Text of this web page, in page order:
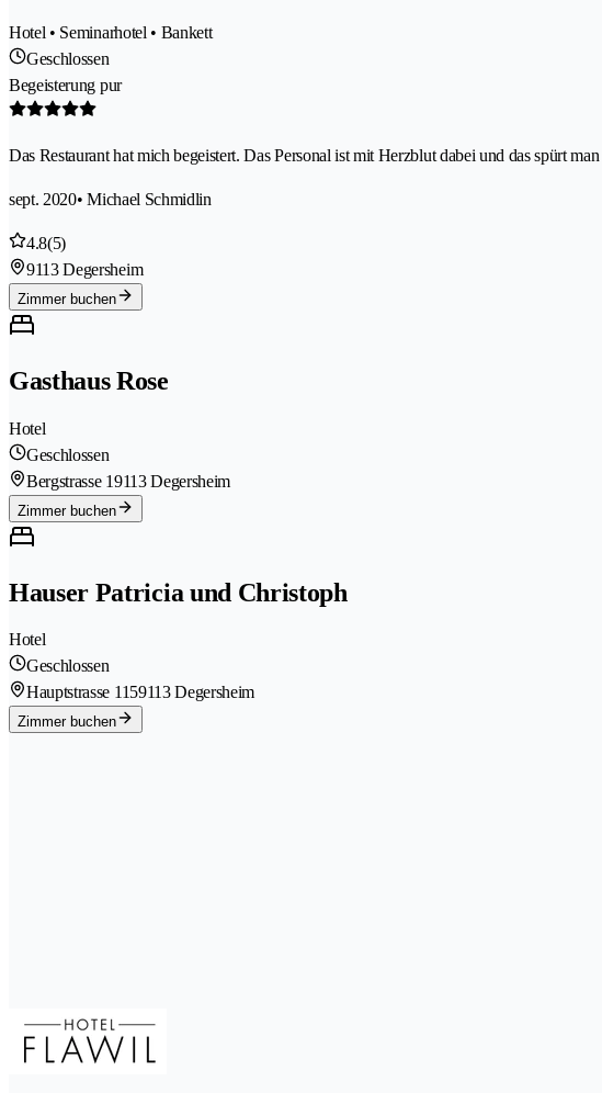
Hotel • Seminarhotel • Bankett
Geschlossen
Begeisterung pur
Das Restaurant hat mich begeistert. Das Personal ist mit Herzblut dabei und das spürt
sept. 2020• Michael Schmidlin
4.8(5)
9113 Degersheim
Zimmer buchen
Gasthaus Rose
Hotel
Geschlossen
Bergstrasse 19113 Degersheim
Zimmer buchen
Hauser Patricia und Christoph
Hotel
Geschlossen
Hauptstrasse 1159113 Degersheim
Zimmer buchen